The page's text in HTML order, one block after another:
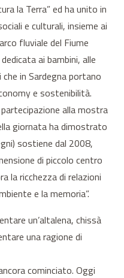
la Terra” ed ha unito in
e culturali, insieme ai
fluviale del Fiume
ai bambini, alle
in Sardegna portano
e sostenibilità.
alla mostra
giornata ha dimostrato
sostiene dal 2008,
di piccolo centro
la ricchezza di relazioni
e la memoria”.
un’altalena, chissà
una ragione di
cominciato. Oggi